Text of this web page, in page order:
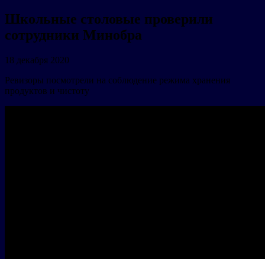
Школьные столовые проверили
сотрудники Минобра
18 декабря 2020
Ревизоры посмотрели на соблюдение режима хранения
продуктов и чистоту